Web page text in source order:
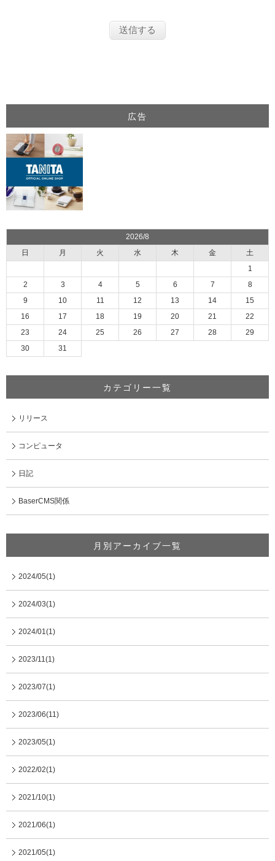
広告
2026/8
日
月 火 水 木 金
土
1
2
3 4 5 6 7
8
9
10 11 12 13 14
15
16
17 18 19 20 21
22
23
24 25 26 27 28
29
30
31
カテゴリー一覧
リリース
コンピュータ
日記
BaserCMS関係
月別アーカイブ一覧
2024/05(1)
2024/03(1)
2024/01(1)
2023/11(1)
2023/07(1)
2023/06(11)
2023/05(1)
2022/02(1)
2021/10(1)
2021/06(1)
2021/05(1)